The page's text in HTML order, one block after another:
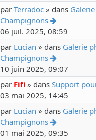
par Terradoc» dans
Champignons
Voir le
06 juil. 2025, 08:59
par Lucian » dans Galerie
Champignons
Voir le
10 juin 2025, 09:07
par Fifi» dans Support
03 mai 2025, 14:45
par Lucian » dans Galerie
Champignons
Voir le
01 mai 2025, 09:35